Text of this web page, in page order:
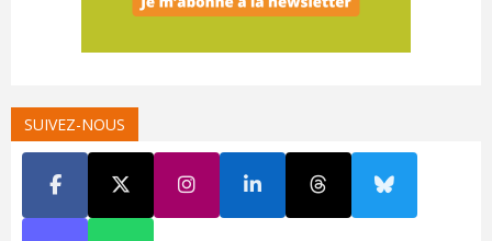
SUIVEZ-NOUS